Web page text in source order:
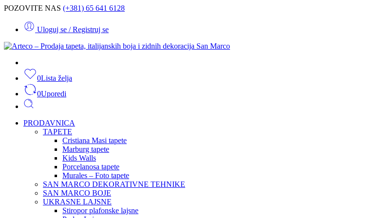
POZOVITE NAS (+381) 65 641 6128
Uloguj se / Registruj se
0Lista želja
0Uporedi
PRODAVNICA
TAPETE
Cristiana Masi tapete
Marburg tapete
Kids Walls
Porcelanosa tapete
Murales – Foto tapete
SAN MARCO DEKORATIVNE TEHNIKE
SAN MARCO BOJE
UKRASNE LAJSNE
Stiropor plafonske lajsne